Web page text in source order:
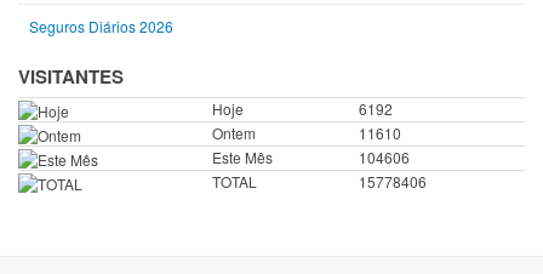
Seguros Diários 2026
VISITANTES
Hoje
6192
Ontem
11610
Este Mês
104606
TOTAL
15778406